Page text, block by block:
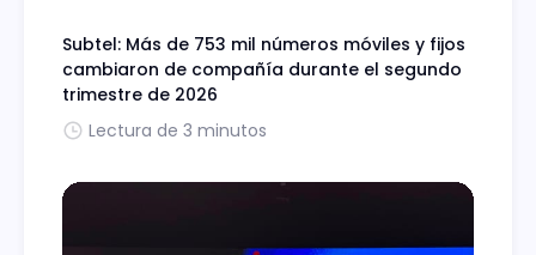
Subtel: Más de 753 mil números móviles y fijos
cambiaron de compañía durante el segundo
trimestre de 2026
Lectura de 3 minutos